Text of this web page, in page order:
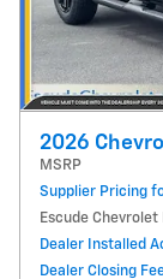
2026
MSRP
Supplier Pricing
Escude Chevrolet
Dealer Installed
Dealer Closing